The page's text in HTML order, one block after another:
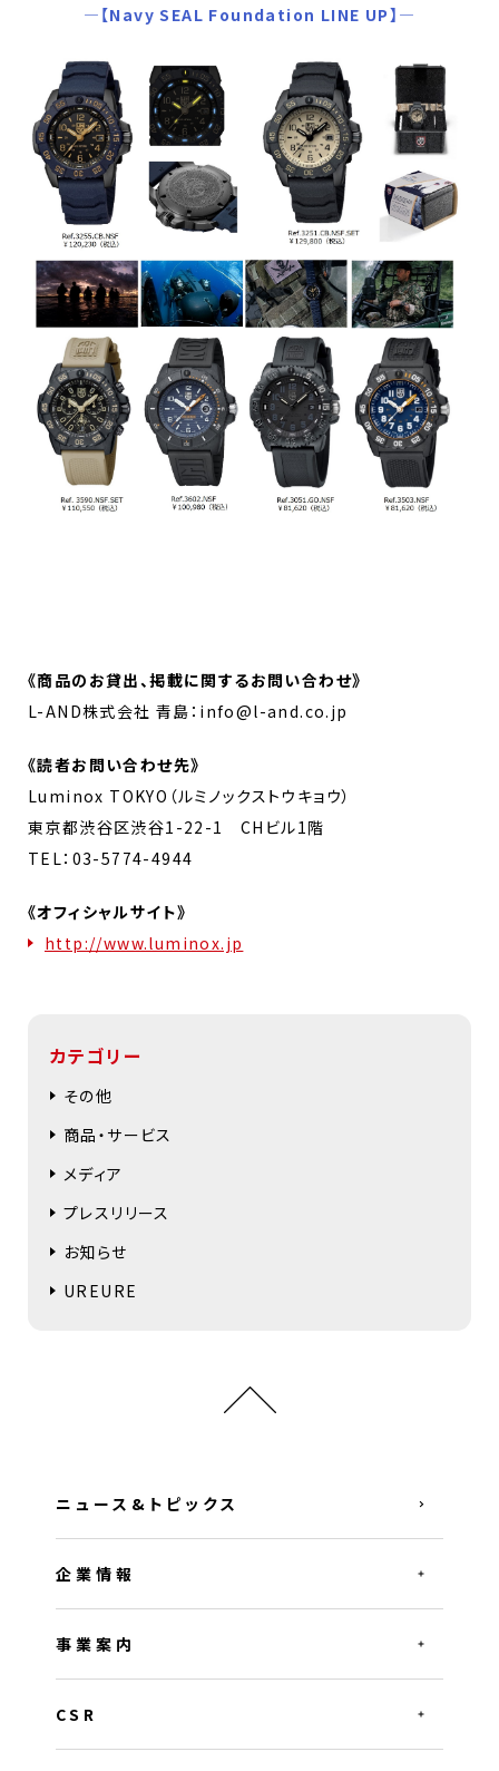
―【Navy SEAL Foundation LINE UP】―
《商品のお貸出、掲載に関するお問い合わせ》
L-AND株式会社 青島：info@l-and.co.jp
《読者お問い合わせ先》
Luminox TOKYO（ルミノックストウキョウ）
東京都渋谷区渋谷1-22-1 CHビル1階
TEL：03-5774-4944
《オフィシャルサイト》
http://www.luminox.jp
カテゴリー
その他
商品・サービス
メディア
プレスリリース
お知らせ
UREURE
ニュース&トピックス
企業情報
事業案内
CSR